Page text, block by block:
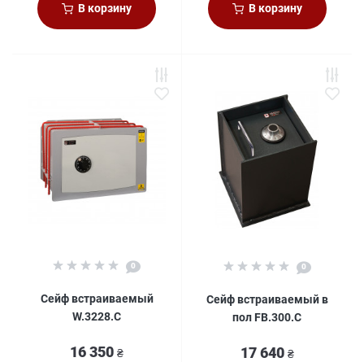
В корзину В корзину
0
Сейф встраиваемый
W.3228.C
16 350 ₴
0
Сейф встраиваемый в
пол FB.300.C
17 640 ₴